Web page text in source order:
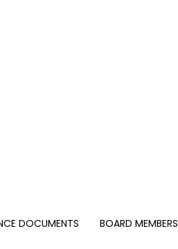
DOCUMENTS BOARD MEMBERS